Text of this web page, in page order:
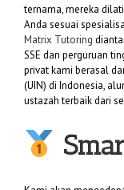
ternama, mereka
Anda sesuai
Matrix Tutoring
SSE dan perguruan
privat kami berasal
(UIN) di Indonesia,
ustazah terbaik dari